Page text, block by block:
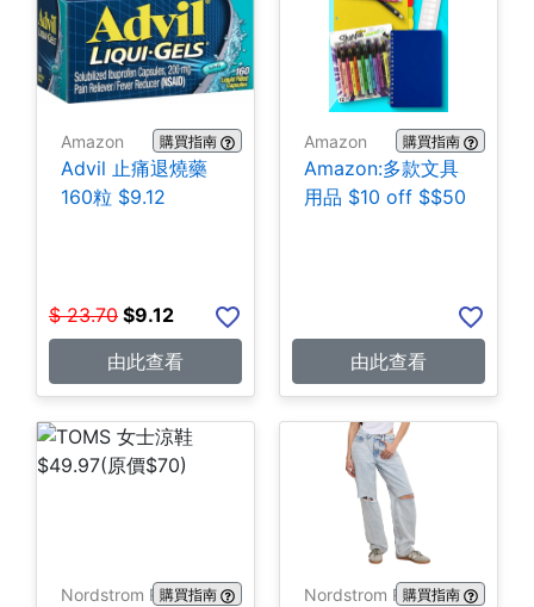
Amazon 購買指南
Advil 止痛退燒藥
160粒 $9.12
$ 23.70 $9.12
由此查看
Amazon 購買指南
Amazon:多款文具
用品 $10 off $$50
由此查看
Nordstrom Rack購買指南 Nordstrom Rack購買指南